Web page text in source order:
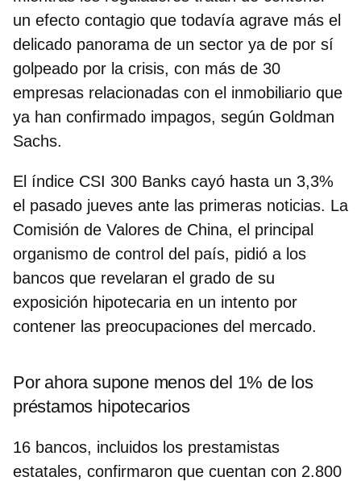
un efecto contagio que todavía agrave más el
delicado panorama de un sector ya de por sí
golpeado por la crisis, con más de 30
empresas relacionadas con el inmobiliario que
ya han confirmado impagos, según Goldman
Sachs.
El índice CSI 300 Banks cayó hasta un 3,3%
el pasado jueves ante las primeras noticias. La
Comisión de Valores de China, el principal
organismo de control del país, pidió a los
bancos que revelaran el grado de su
exposición hipotecaria en un intento por
contener las preocupaciones del mercado.
Por ahora supone menos del 1% de los
préstamos hipotecarios
16 bancos, incluidos los prestamistas
estatales, confirmaron que cuentan con 2.800